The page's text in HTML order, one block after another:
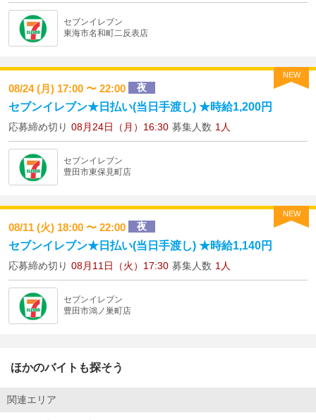
セブンイレブン
東海市名和町二反表店
NEW
08/24 (月) 17:00 〜 22:00 夜
セブンイレブン★日払い(当日手渡し) ★時給1,200円
応募締め切り 08月24日（月）16:30 募集人数 1人
セブンイレブン
豊田市東保見町店
NEW
08/11 (火) 18:00 〜 22:00 夜
セブンイレブン★日払い(当日手渡し) ★時給1,140円
応募締め切り 08月11日（火）17:30 募集人数 1人
セブンイレブン
豊田市鴻ノ巣町店
ほかのバイトも探そう
関連エリア